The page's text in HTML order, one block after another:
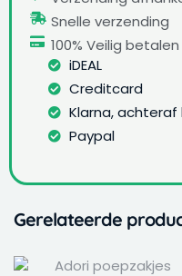
Snelle verzending
100% Veilig
iDEAL
Creditcard
Klarna,
Paypal
Gerelateerde